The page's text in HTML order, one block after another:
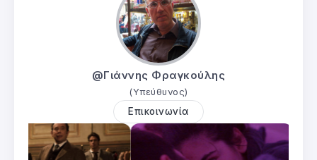
@Γιάννης Φραγκούλης
(Υπεύθυνος)
Επικοινωνία